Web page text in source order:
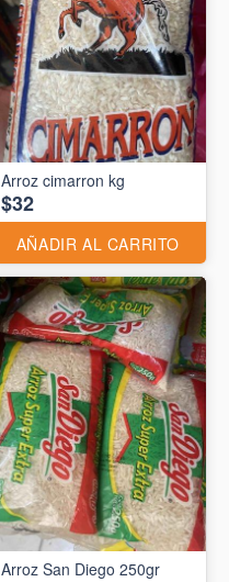
Arroz cimarron kg
$32
AÑADIR AL CARRITO
Arroz San Diego 250gr